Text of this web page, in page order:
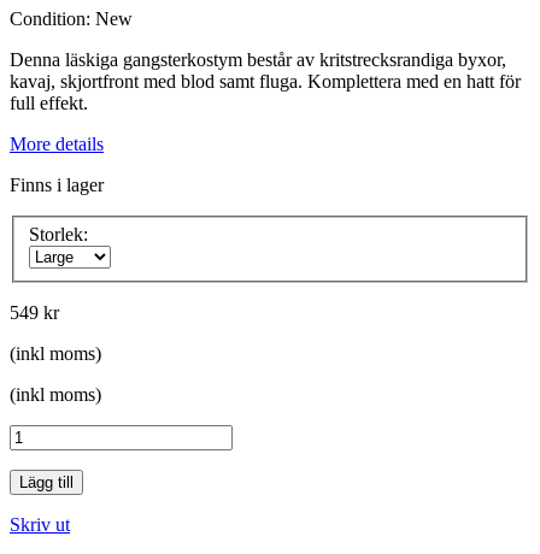
Condition: New
Denna läskiga gangsterkostym består av kritstrecksrandiga byxor,
kavaj, skjortfront med blod samt fluga. Komplettera med en hatt för
full effekt.
More details
Finns i lager
Storlek:
549 kr
(inkl moms)
(inkl moms)
Lägg till
Skriv ut